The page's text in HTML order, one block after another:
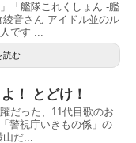
「艦隊これくしょん -艦
音さん アイドル並のル
です ...
読む
！ とどけ！
だった、11代目歌のお
警視庁いきもの係」の
山だ...